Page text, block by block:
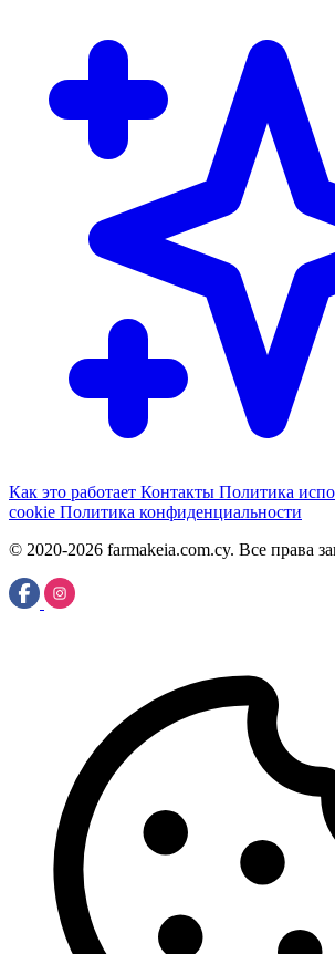
Как это работает Контакты Политика
cookie Политика конфиденциальности
© 2020-2026 farmakeia.com.cy. Все права